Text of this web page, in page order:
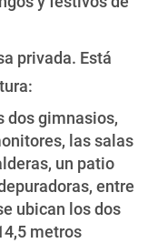
privada. Está
dos gimnasios,
las salas
un patio
entre
ubican los dos
metros